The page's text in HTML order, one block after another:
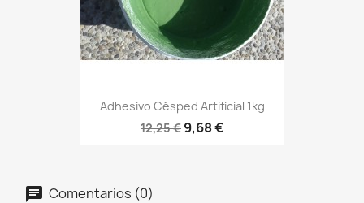
Adhesivo Césped Artificial 1kg
12,25 € 9,68 €
Comentarios (0)